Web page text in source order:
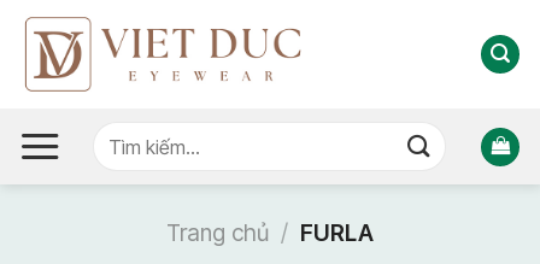
Tìm
Trang chủ / FURLA